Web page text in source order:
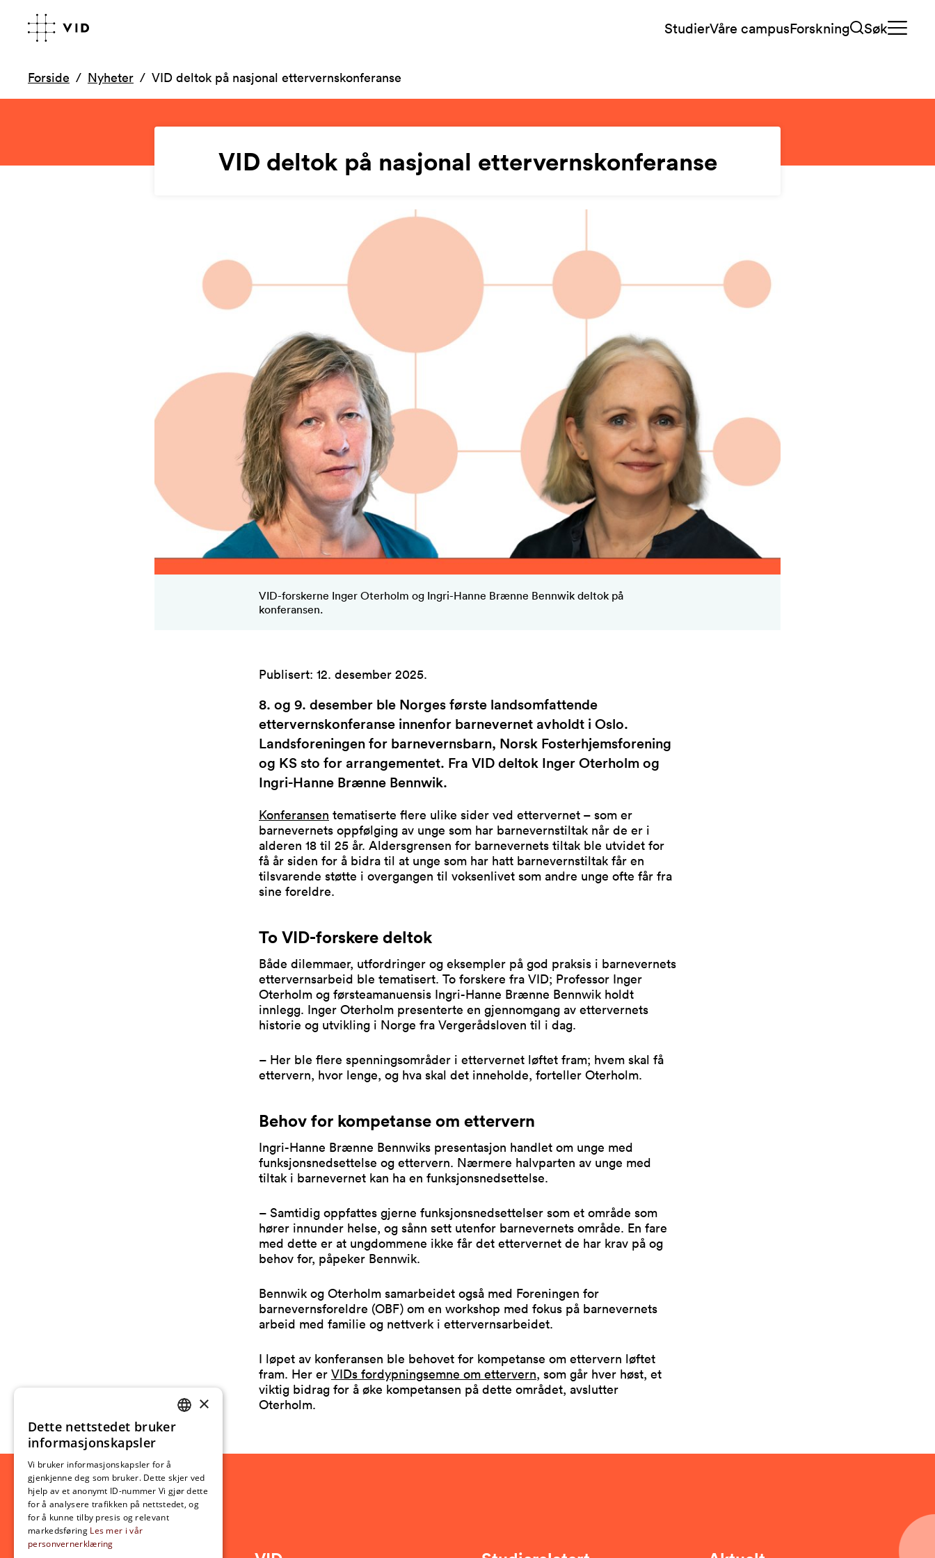
StudierVåre campusForskning Søk
Forside Nyheter VID deltok på nasjonal ettervernskonferanse
VID deltok på nasjonal ettervernskonferanse
VID-forskerne Inger Oterholm og Ingri-Hanne Brænne Bennwik deltok på
konferansen.
Publisert: 12. desember 2025.
8. og 9. desember ble Norges første landsomfattende
ettervernskonferanse innenfor barnevernet avholdt i Oslo.
Landsforeningen for barnevernsbarn, Norsk Fosterhjemsforening
og KS sto for arrangementet. Fra VID deltok Inger Oterholm og
Ingri-Hanne Brænne Bennwik.
Konferansen tematiserte flere ulike sider ved ettervernet – som er
barnevernets oppfølging av unge som har barnevernstiltak når de er i
alderen 18 til 25 år. Aldersgrensen for barnevernets tiltak ble utvidet for
få år siden for å bidra til at unge som har hatt barnevernstiltak får en
tilsvarende støtte i overgangen til voksenlivet som andre unge ofte får fra
sine foreldre.
To VID-forskere deltok
Både dilemmaer, utfordringer og eksempler på god praksis i barnevernets
ettervernsarbeid ble tematisert. To forskere fra VID; Professor Inger
Oterholm og førsteamanuensis Ingri-Hanne Brænne Bennwik holdt
innlegg. Inger Oterholm presenterte en gjennomgang av ettervernets
historie og utvikling i Norge fra Vergerådsloven til i dag.
– Her ble flere spenningsområder i ettervernet løftet fram; hvem skal få
ettervern, hvor lenge, og hva skal det inneholde, forteller Oterholm.
Behov for kompetanse om ettervern
Ingri-Hanne Brænne Bennwiks presentasjon handlet om unge med
funksjonsnedsettelse og ettervern. Nærmere halvparten av unge med
tiltak i barnevernet kan ha en funksjonsnedsettelse.
– Samtidig oppfattes gjerne funksjonsnedsettelser som et område som
hører innunder helse, og sånn sett utenfor barnevernets område. En fare
med dette er at ungdommene ikke får det ettervernet de har krav på og
behov for, påpeker Bennwik.
Bennwik og Oterholm samarbeidet også med Foreningen for
barnevernsforeldre (OBF) om en workshop med fokus på barnevernets
arbeid med familie og nettverk i ettervernsarbeidet.
I løpet av konferansen ble behovet for kompetanse om ettervern løftet
fram. Her er VIDs fordypningsemne om ettervern, som går hver høst, et
viktig bidrag for å øke kompetansen på dette området, avslutter
Oterholm.
NORWEGIAN
×
Dette nettstedet bruker
informasjonskapsler
Vi bruker informasjonskapsler for å
gjenkjenne deg som bruker. Dette skjer ved
hjelp av et anonymt ID-nummer Vi gjør dette
for å analysere trafikken på nettstedet, og
for å kunne tilby presis og relevant
markedsføring Les mer i vår
personvernerklæring